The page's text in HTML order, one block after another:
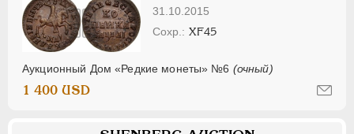
31.10.2015
Аукционный Дом «Редкие монеты» №6 (очный)
XF45
1 400 USD